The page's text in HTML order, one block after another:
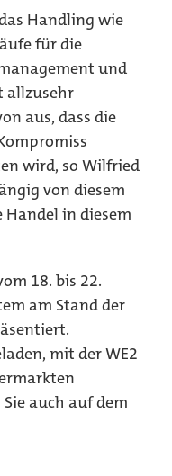
Handling wie
für die
und
allzusehr
aus, dass die
wird, so Wilfried
von diesem
in diesem
18. bis 22.
am Stand der
mit der WE2

auch auf dem